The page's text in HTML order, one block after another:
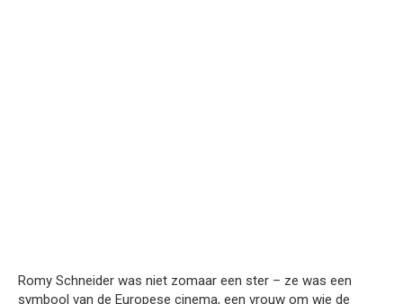
Romy Schneider was niet zomaar een ster – ze was een
symbool van de Europese cinema, een vrouw om wie de